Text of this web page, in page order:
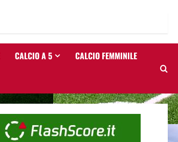
CALCIO A 5 CALCIO FEMMINILE